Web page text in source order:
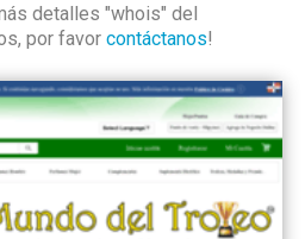
detalles "whois" del
por favor contáctanos!